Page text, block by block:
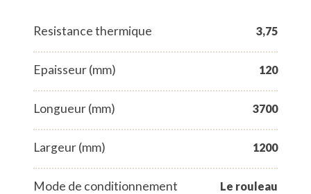
Resistance thermique 3,75
Epaisseur (mm) 120
Longueur (mm) 3700
Largeur (mm) 1200
Mode de conditionnement Le rouleau